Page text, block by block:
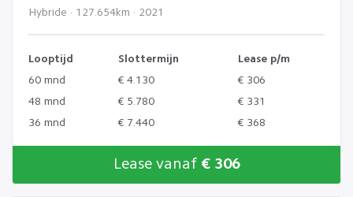
Hybride · 127.654km · 2021
Looptijd Slottermijn
Lease p/m
60 mnd
€ 4.130
€ 306
48 mnd
€ 5.780
€ 331
36 mnd
€ 7.440 € 368
Lease vanaf € 306